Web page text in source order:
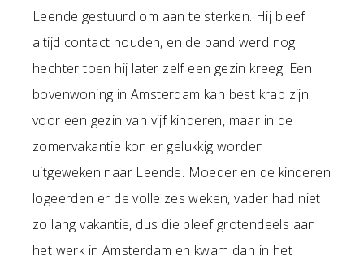
Leende gestuurd om aan te sterken. Hij bleef
altijd contact houden, en de band werd nog
hechter toen hij later zelf een gezin kreeg. Een
bovenwoning in Amsterdam kan best krap zijn
voor een gezin van vijf kinderen, maar in de
zomervakantie kon er gelukkig worden
uitgeweken naar Leende. Moeder en de kinderen
logeerden er de volle zes weken, vader had niet
zo lang vakantie, dus die bleef grotendeels aan
het werk in Amsterdam en kwam dan in het